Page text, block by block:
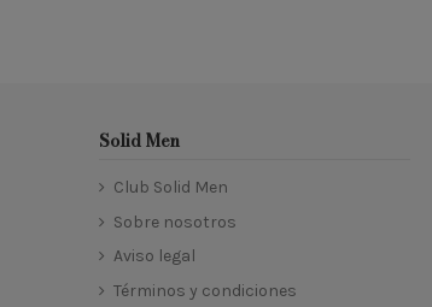
Solid Men
Club Solid Men
Sobre nosotros
Aviso legal
Términos y condiciones